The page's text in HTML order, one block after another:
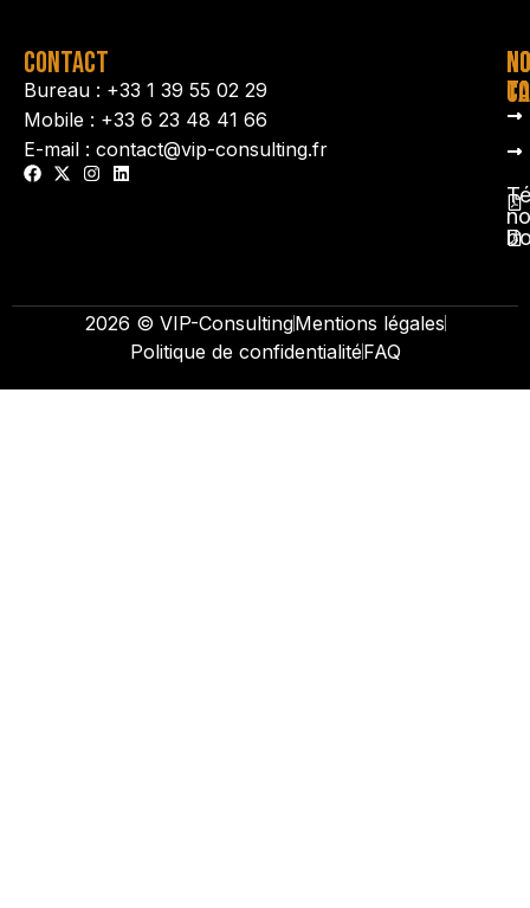
CONTACT
Bureau : +33 1 39 55 02 29
Mobile : +33 6 23 48 41 66
E-mail : contact@vip-consulting.fr
2026 © VIP-ConsultingMentions légales
Politique de confidentialitéFAQ